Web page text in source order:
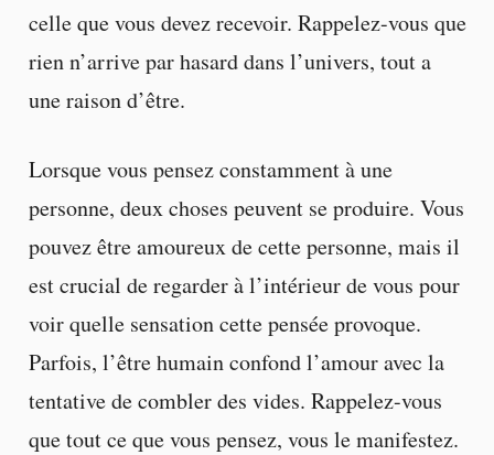
celle que vous devez recevoir. Rappelez-vous que
rien n’arrive par hasard dans l’univers, tout a
une raison d’être.
Lorsque vous pensez constamment à une
personne, deux choses peuvent se produire. Vous
pouvez être amoureux de cette personne, mais il
est crucial de regarder à l’intérieur de vous pour
voir quelle sensation cette pensée provoque.
Parfois, l’être humain confond l’amour avec la
tentative de combler des vides. Rappelez-vous
que tout ce que vous pensez, vous le manifestez.